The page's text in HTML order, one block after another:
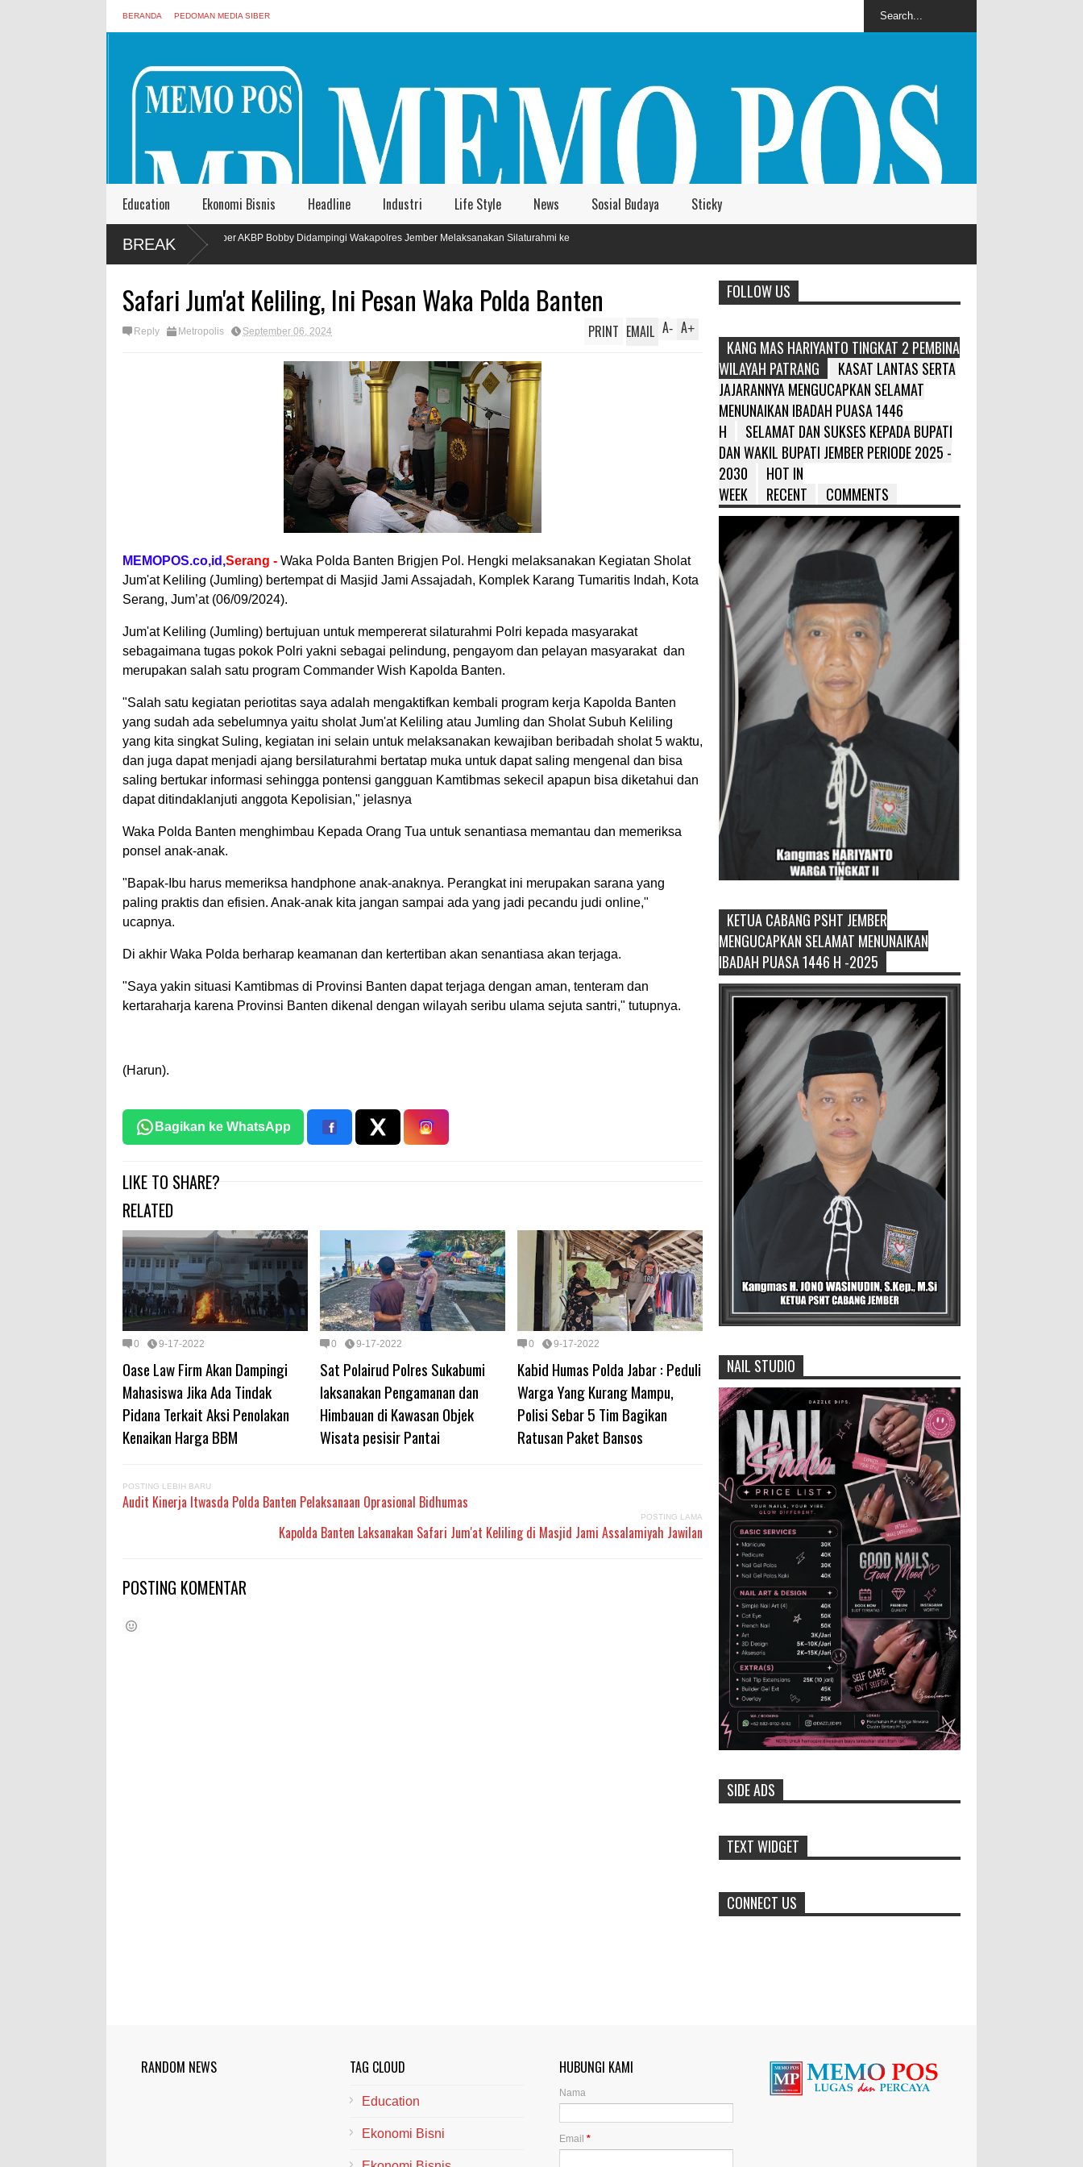
BERANDA PEDOMAN MEDIA SIBER
Education Ekonomi Bisnis Headline Industri Life Style News Sosial Budaya Sticky
BREAK
Kapolres Jember AKBP Bobby Didampingi Wakapolres Jember Melaksanakan Silaturahmi ke
Safari Jum'at Keliling, Ini Pesan Waka Polda Banten
Reply Metropolis September 06, 2024 A+
A-
PRINT EMAIL
MEMOPOS.co,id,Serang - Waka Polda Banten Brigjen Pol. Hengki melaksanakan Kegiatan Sholat
Jum'at Keliling (Jumling) bertempat di Masjid Jami Assajadah, Komplek Karang Tumaritis Indah, Kota
Serang, Jum’at (06/09/2024).
Jum'at Keliling (Jumling) bertujuan untuk mempererat silaturahmi Polri kepada masyarakat
sebagaimana tugas pokok Polri yakni sebagai pelindung, pengayom dan pelayan masyarakat dan
merupakan salah satu program Commander Wish Kapolda Banten.
"Salah satu kegiatan periotitas saya adalah mengaktifkan kembali program kerja Kapolda Banten
yang sudah ada sebelumnya yaitu sholat Jum'at Keliling atau Jumling dan Sholat Subuh Keliling
yang kita singkat Suling, kegiatan ini selain untuk melaksanakan kewajiban beribadah sholat 5 waktu,
dan juga dapat menjadi ajang bersilaturahmi bertatap muka untuk dapat saling mengenal dan bisa
saling bertukar informasi sehingga pontensi gangguan Kamtibmas sekecil apapun bisa diketahui dan
dapat ditindaklanjuti anggota Kepolisian," jelasnya
Waka Polda Banten menghimbau Kepada Orang Tua untuk senantiasa memantau dan memeriksa
ponsel anak-anak.
"Bapak-Ibu harus memeriksa handphone anak-anaknya. Perangkat ini merupakan sarana yang
paling praktis dan efisien. Anak-anak kita jangan sampai ada yang jadi pecandu judi online,"
ucapnya.
Di akhir Waka Polda berharap keamanan dan kertertiban akan senantiasa akan terjaga.
"Saya yakin situasi Kamtibmas di Provinsi Banten dapat terjaga dengan aman, tenteram dan
kertaraharja karena Provinsi Banten dikenal dengan wilayah seribu ulama sejuta santri," tutupnya.
(Harun).
Bagikan ke WhatsApp
LIKE TO SHARE?
RELATED
0 9-17-2022
Oase Law Firm Akan Dampingi
Mahasiswa Jika Ada Tindak
Pidana Terkait Aksi Penolakan
Kenaikan Harga BBM
0 9-17-2022
Sat Polairud Polres Sukabumi
laksanakan Pengamanan dan
Himbauan di Kawasan Objek
Wisata pesisir Pantai
0 9-17-2022
Kabid Humas Polda Jabar : Peduli
Warga Yang Kurang Mampu,
Polisi Sebar 5 Tim Bagikan
Ratusan Paket Bansos
POSTING LEBIH BARU
Audit Kinerja Itwasda Polda Banten Pelaksanaan Oprasional Bidhumas
POSTING LAMA
Kapolda Banten Laksanakan Safari Jum'at Keliling di Masjid Jami Assalamiyah Jawilan
POSTING KOMENTAR
FOLLOW US
KANG MAS HARIYANTO TINGKAT 2 PEMBINA
WILAYAH PATRANG
KASAT LANTAS SERTA
JAJARANNYA MENGUCAPKAN SELAMAT
MENUNAIKAN IBADAH PUASA 1446
H
SELAMAT DAN SUKSES KEPADA BUPATI
DAN WAKIL BUPATI JEMBER PERIODE 2025 -
2030
HOT IN
WEEK
RECENT COMMENTS
Generasi Kedua Pertahankan Grup
Keroncong Agar Tetap Eksis
Grup Keroncong Setia Kawan dari
Jember, ikut memeriahkan
panggung JFC Exhibition di Alun-Alun Jember
beberapa waktu lalu. MEMOPOS.co.id, Jem...
Duta GenRe Blora 2026 Siap
Untuk Menjadi Agen Perubahan
BLORA — Rizky Akbar Putra
Basyari dari PIK-R Gemilang SMA
Negeri 1 Blora dan Salsabila Hidayatul Kamilah
dari PIK-R Tunas Cahaya Kecamatan B...
David Iswanto Jabat Ketua
Gradasi Kabupaten Jember 2026-
Jajaran Dewan Pengurus DPC
Kabupaten Jember 2025-2031, saat foto
bersama usai acara pelantikan di Gedung
Jember Nusantara, Selasa 28 Juli 2...
Menko Zulhas Wajibkan Program
Makan Bergizi Gratis Menyerap
Bahan Pangan dari Desa
BLORA - Menteri Koordinator
Bidang Pangan RI Zulkifli Hasan menegaskan
bahwa Satuan Pelayanan Pemenuhan Gizi (SPPG)
pelaksana Program Makan ...
Anggota Karang Taruna Urunan
Demi Nobar Indonesia Lawan
Vietnam
Pertandingan sepakbola antara
Tim Indonesia dan Vietnam tidak dilewatkan
begitu saha oleh penggemar bola, termasuk
karang taruna bahkan mere...
Dukung Pariwisata Polres
Magetan Turut Ambil Bagian Trail
Run Ring of Lawu 2026
Istimewa MEMOPOS.co.id,
Erik Bangun Prakasa, S.H., S.I.K., M.M., turut
ambil bagian dalam ajang b...
Dari SiLPA Rp90 Miliar hingga
Masalah Air Bersih, Bupati Blora
DPRD
BLORA – Suasana berbeda mewarnai Rapat
di Jember kini memiliki
organisasi santri milenial, sehingga bisa turut
KETUA CABANG PSHT JEMBER
MENGUCAPKAN SELAMAT MENUNAIKAN
IBADAH PUASA 1446 H -2025
NAIL STUDIO
SIDE ADS
TEXT WIDGET
CONNECT US
RANDOM NEWS TAG CLOUD
Education
Ekonomi Bisni
HUBUNGI KAMI
Nama
Email *